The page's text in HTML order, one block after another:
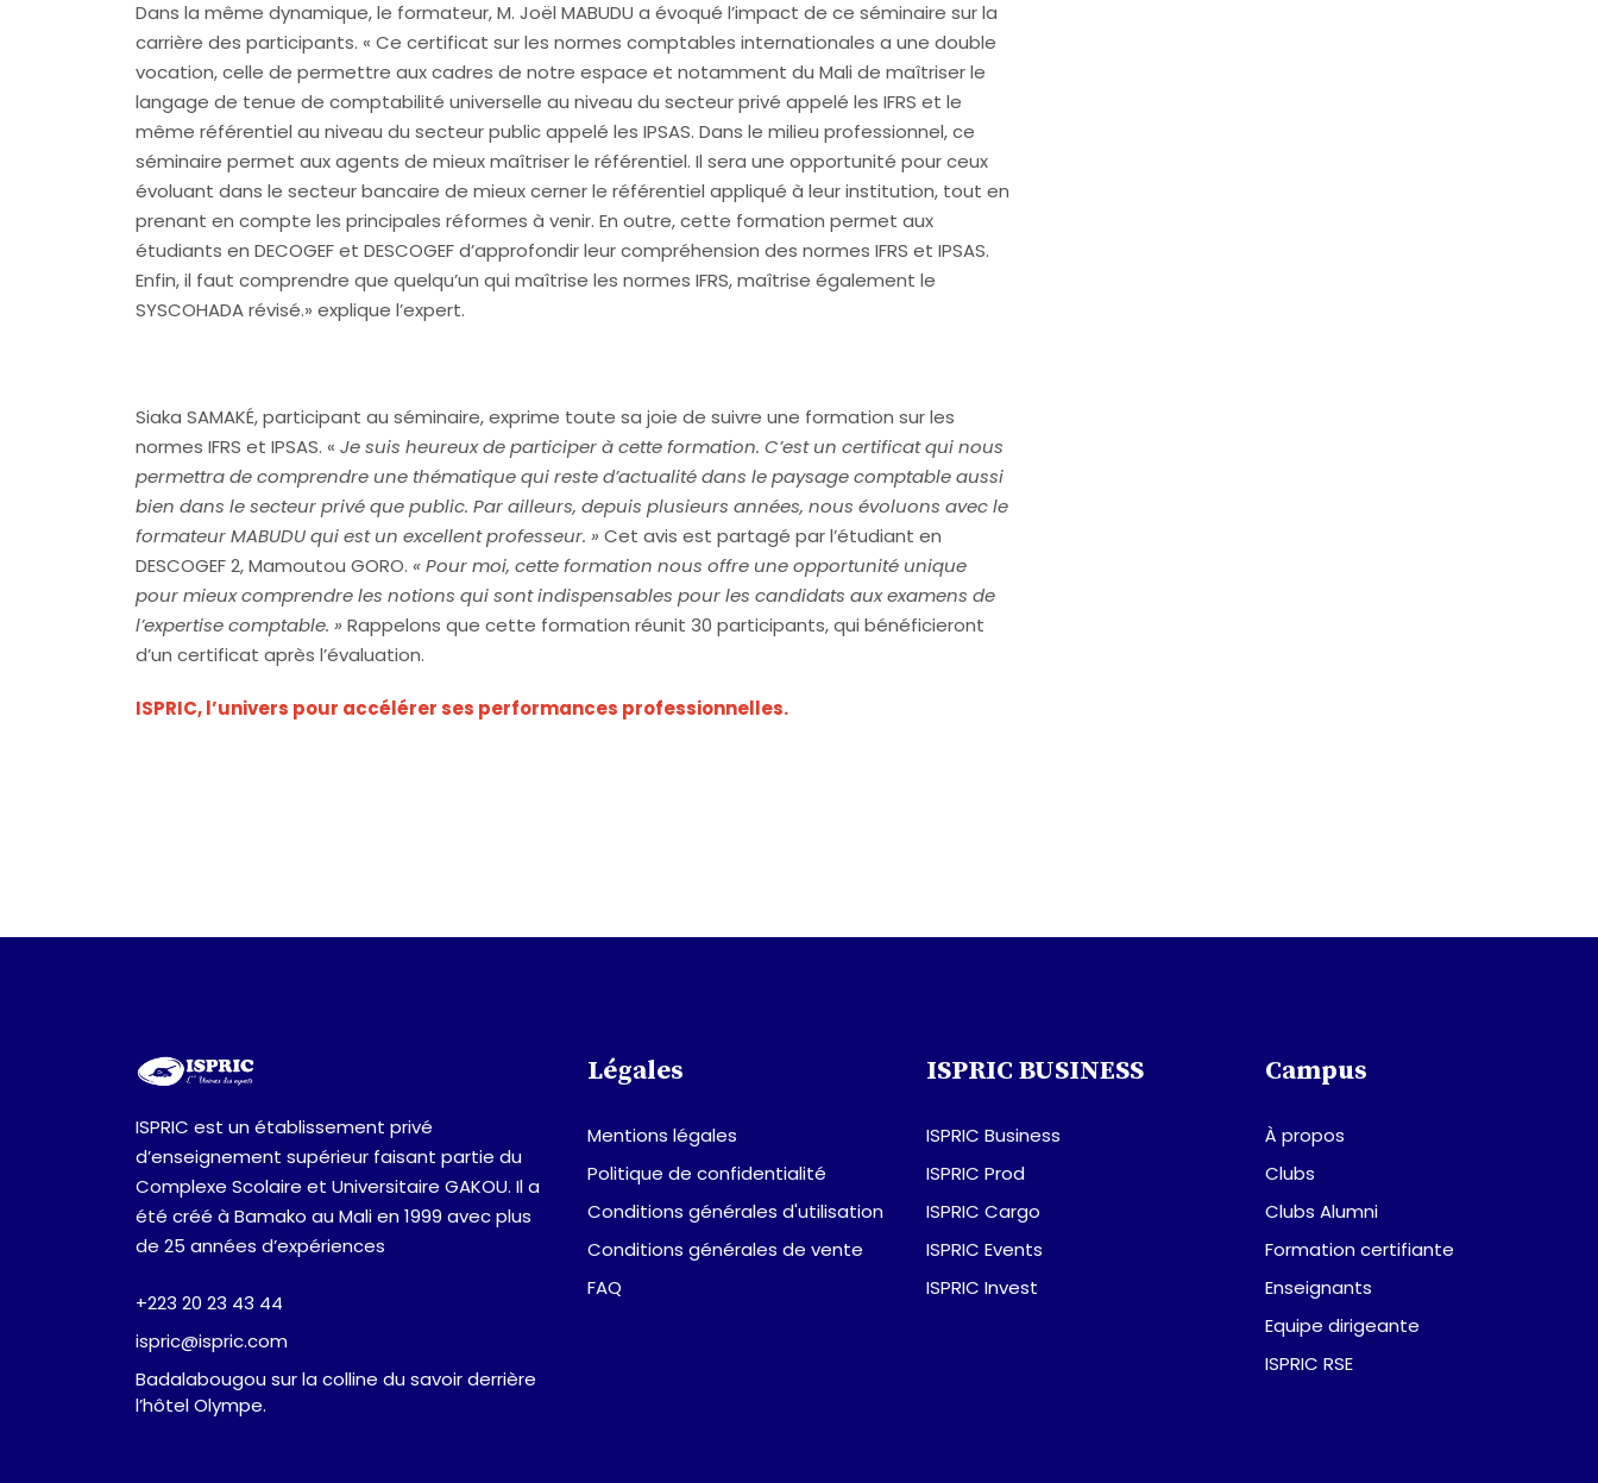
Dans la même dynamique, le formateur, M. Joël MABUDU a évoqué l’impact de ce séminaire sur la
carrière des participants. « Ce certificat sur les normes comptables internationales a une double
vocation, celle de permettre aux cadres de notre espace et notamment du Mali de maîtriser le
langage de tenue de comptabilité universelle au niveau du secteur privé appelé les IFRS et le
même référentiel au niveau du secteur public appelé les IPSAS. Dans le milieu professionnel, ce
séminaire permet aux agents de mieux maîtriser le référentiel. Il sera une opportunité pour ceux
évoluant dans le secteur bancaire de mieux cerner le référentiel appliqué à leur institution, tout en
prenant en compte les principales réformes à venir. En outre, cette formation permet aux
étudiants en DECOGEF et DESCOGEF d’approfondir leur compréhension des normes IFRS et IPSAS.
Enfin, il faut comprendre que quelqu’un qui maîtrise les normes IFRS, maîtrise également le
SYSCOHADA révisé.» explique l’expert.
Siaka SAMAKÉ, participant au séminaire, exprime toute sa joie de suivre une formation sur les
normes IFRS et IPSAS. « Je suis heureux de participer à cette formation. C’est un certificat qui nous
permettra de comprendre une thématique qui reste d’actualité dans le paysage comptable aussi
bien dans le secteur privé que public. Par ailleurs, depuis plusieurs années, nous évoluons avec le
formateur MABUDU qui est un excellent professeur. » Cet avis est partagé par l’étudiant en
DESCOGEF 2, Mamoutou GORO. « Pour moi, cette formation nous offre une opportunité unique
pour mieux comprendre les notions qui sont indispensables pour les candidats aux examens de
l’expertise comptable. » Rappelons que cette formation réunit 30 participants, qui bénéficieront
d’un certificat après l’évaluation.
ISPRIC, l’univers pour accélérer ses performances professionnelles.
ISPRIC est un établissement privé
d’enseignement supérieur faisant partie du
Complexe Scolaire et Universitaire GAKOU. Il a
été créé à Bamako au Mali en 1999 avec plus
de 25 années d’expériences
+223 20 23 43 44
ispric@ispric.com
Badalabougou sur la colline du savoir derrière
l’hôtel Olympe.
Légales
Mentions légales
Politique de confidentialité
Conditions générales d'utilisation
Conditions générales de vente
FAQ
ISPRIC BUSINESS
ISPRIC Business
ISPRIC Prod
ISPRIC Cargo
ISPRIC Events
ISPRIC Invest
Campus
À propos
Clubs
Clubs Alumni
Formation certifiante
Enseignants
Equipe dirigeante
ISPRIC RSE